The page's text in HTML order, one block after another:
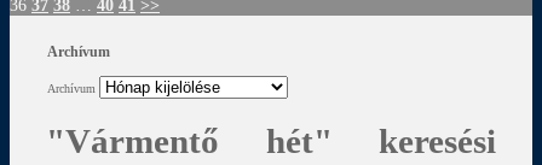
36 37 38 40 41 >>
Archívum
Archívum
"Vármentő hét" keresési